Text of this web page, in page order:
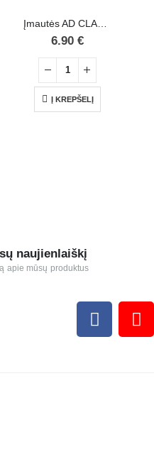
Įmautės AD CLASS A4 skaidrios, 60 mk, 100 vnt.
6.90 €
Į KREPŠELĮ
naujienlaiškį
apie mūsų produktus